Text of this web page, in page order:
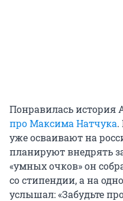
Понравилась история
про Максима Натчука.
уже осваивают на
планируют внедрять
«умных очков» он
со стипендии, а на
услышал: «Забудьте